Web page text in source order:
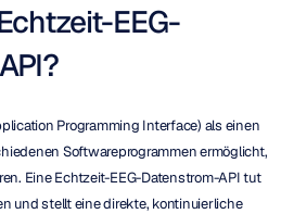
EEG-
Programming Interface) als einen
Softwareprogrammen ermöglicht,
Eine Echtzeit-EEG-Datenstrom-API tut
und stellt eine direkte, kontinuierliche